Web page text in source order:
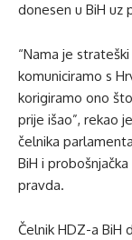
donesen u BiH uz
“Nama je
komuniciramo s
korigiramo ono
prije išao”, rekao
čelnika
BiH i
pravda.
Čelnik HDZ-a BiH